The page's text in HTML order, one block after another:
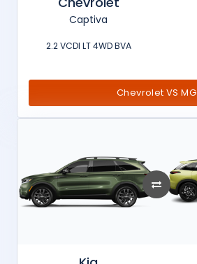
Captiva
2.2 VCDI LT 4WD BVA
Chevrolet VS MG